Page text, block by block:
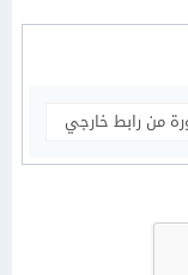
من رابط خارجي